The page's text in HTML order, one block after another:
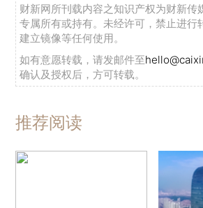
财新网所刊载内容之知识产权为财新传
专属所有或持有。未经许可，禁止进行
建立镜像等任何使用。
如有意愿转载，请发邮件至
确认及授权后，方可转载。
推荐阅读